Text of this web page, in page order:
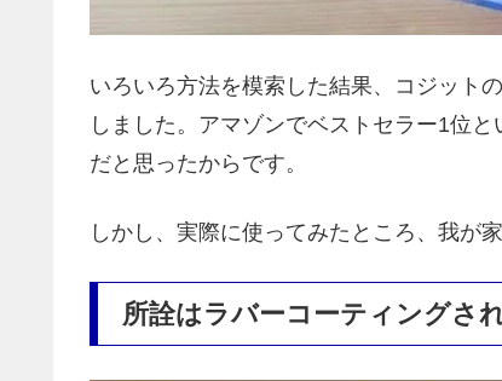
いろいろ方法を模索した結果、コジットの
しました。アマゾンでベストセラー1位
だと思ったからです。
しかし、実際に使ってみたところ、我が
所詮はラバーコーティングさ